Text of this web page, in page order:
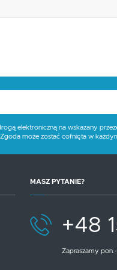
elektroniczną na wskazany
może zostać cofnięta w
MASZ PYTANIE?
+48
Zapraszamy